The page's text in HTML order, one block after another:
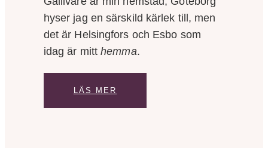
hyser jag en särskild kärlek till, men
det är Helsingfors och Esbo som
idag är mitthemma.
LÄS MER